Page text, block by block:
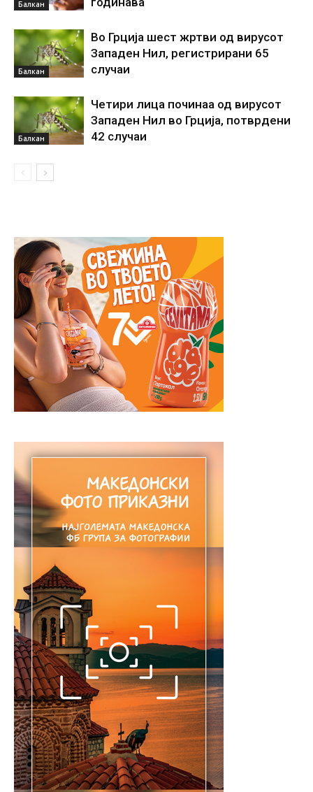
Балкан
Балкан
Во Грција шест жртви од вирусот
Западен Нил, регистрирани 65
случаи
Балкан
Четири лица починаа од вирусот
Западен Нил во Грција, потврдени
42 случаи